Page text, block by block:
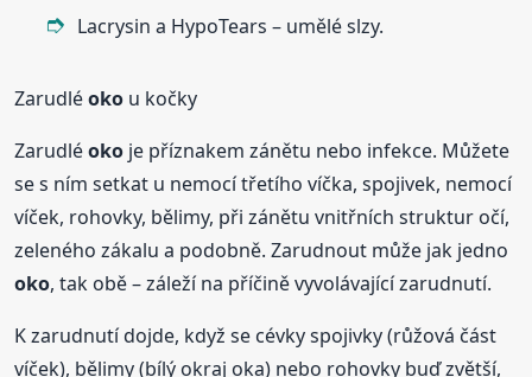
Lacrysin a HypoTears – umělé slzy.
Zarudléoko u kočky
Zarudléoko je příznakem zánětu nebo infekce. Můžete
se s ním setkat u nemocí třetího víčka, spojivek, nemocí
víček, rohovky, bělimy, při zánětu vnitřních struktur očí,
zeleného zákalu a podobně. Zarudnout může jak jedno
oko, tak obě – záleží na příčině vyvolávající zarudnutí.
K zarudnutí dojde, když se cévky spojivky (růžová část
víček), bělimy (bílý okraj oka) nebo rohovky buď zvětší,